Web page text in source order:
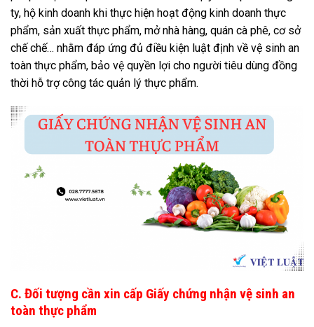
ty, hộ kinh doanh khi thực hiện hoạt động kinh doanh thực
phẩm, sản xuất thực phẩm, mở nhà hàng, quán cà phê, cơ sở
chế chế… nhằm đáp ứng đủ điều kiện luật định về vệ sinh an
toàn thực phẩm, bảo vệ quyền lợi cho người tiêu dùng đồng
thời hỗ trợ công tác quản lý thực phẩm.
C. Đối tượng cần xin cấp Giấy chứng nhận vệ sinh an
toàn thực phẩm